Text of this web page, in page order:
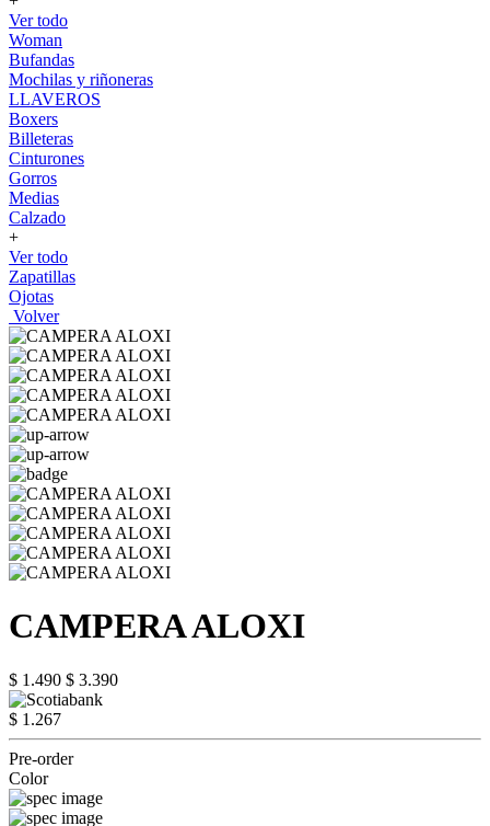
Ver todo
Woman
Bufandas
Mochilas y riñoneras
LLAVEROS
Boxers
Billeteras
Cinturones
Gorros
Medias
Calzado
+
Ver todo
Zapatillas
Ojotas
Volver
CAMPERA ALOXI
$ 1.490 $ 3.390
$ 1.267
Pre-order
Color